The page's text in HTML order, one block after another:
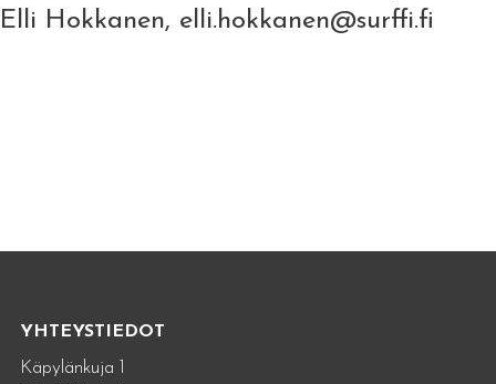
Elli Hokkanen, elli.hokkanen@surffi.fi
YHTEYSTIEDOT
Käpylänkuja 1